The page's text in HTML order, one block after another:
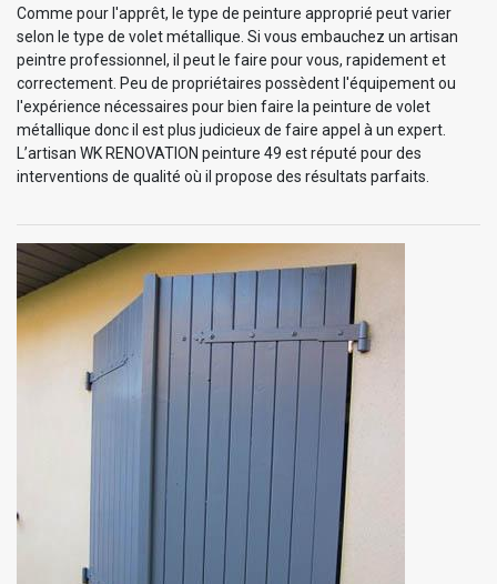
Comme pour l'apprêt, le type de peinture approprié peut varier
selon le type de volet métallique. Si vous embauchez un artisan
peintre professionnel, il peut le faire pour vous, rapidement et
correctement. Peu de propriétaires possèdent l'équipement ou
l'expérience nécessaires pour bien faire la peinture de volet
métallique donc il est plus judicieux de faire appel à un expert.
L’artisan WK RENOVATION peinture 49 est réputé pour des
interventions de qualité où il propose des résultats parfaits.